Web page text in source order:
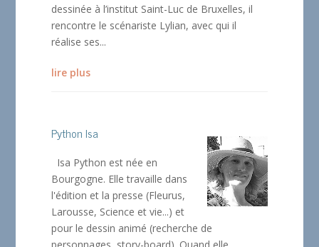
dessinée à l’institut Saint-Luc de Bruxelles, il
rencontre le scénariste Lylian, avec qui il
réalise ses...
lire plus
Python Isa
Isa Python est née en
Bourgogne. Elle travaille dans
l'édition et la presse (Fleurus,
Larousse, Science et vie...) et
pour le dessin animé (recherche de